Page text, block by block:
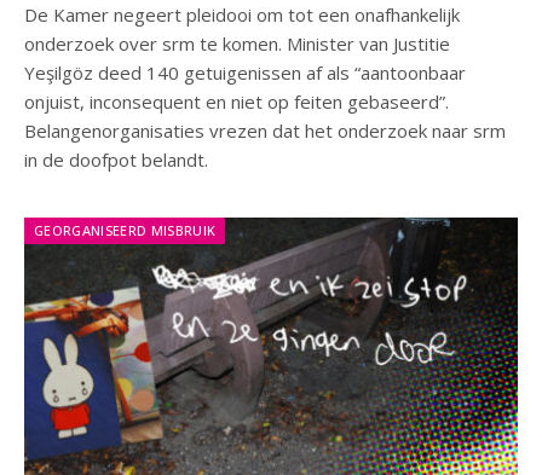
De Kamer negeert pleidooi om tot een onafhankelijk
onderzoek over srm te komen. Minister van Justitie
Yeşilgöz deed 140 getuigenissen af als “aantoonbaar
onjuist, inconsequent en niet op feiten gebaseerd”.
Belangenorganisaties vrezen dat het onderzoek naar srm
in de doofpot belandt.
GEORGANISEERD MISBRUIK